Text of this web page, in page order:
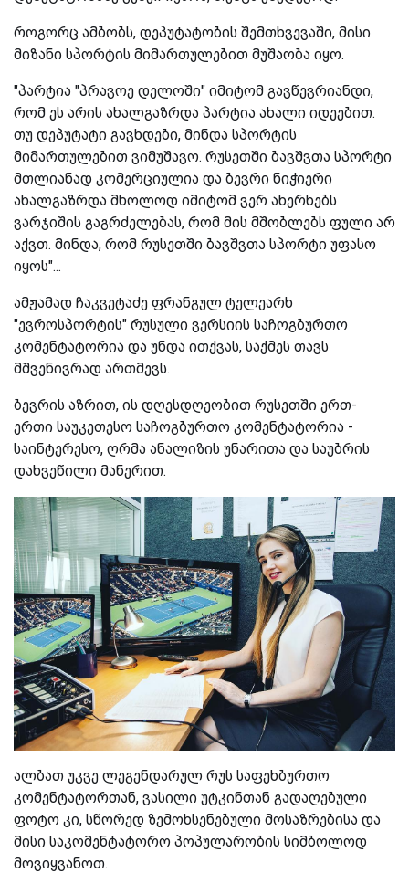
როგორც ამბობს, დეპუტატობის შემთხვევაში, მისი
მიზანი სპორტის მიმართულებით მუშაობა იყო.
"პარტია "პრავოე დელოში" იმიტომ გავწევრიანდი,
რომ ეს არის ახალგაზრდა პარტია ახალი იდეებით.
თუ დეპუტატი გავხდები, მინდა სპორტის
მიმართულებით ვიმუშავო. რუსეთში ბავშვთა სპორტი
მთლიანად კომერციულია და ბევრი ნიჭიერი
ახალგაზრდა მხოლოდ იმიტომ ვერ ახერხებს
ვარჯიშის გაგრძელებას, რომ მის მშობლებს ფული არ
აქვთ. მინდა, რომ რუსეთში ბავშვთა სპორტი უფასო
იყოს"...
ამჟამად ჩაკვეტაძე ფრანგულ ტელეარხ
"ევროსპორტის" რუსული ვერსიის საჩოგბურთო
კომენტატორია და უნდა ითქვას, საქმეს თავს
მშვენივრად ართმევს.
ბევრის აზრით, ის დღესდღეობით რუსეთში ერთ-
ერთი საუკეთესო საჩოგბურთო კომენტატორია -
საინტერესო, ღრმა ანალიზის უნარითა და საუბრის
დახვეწილი მანერით.
ალბათ უკვე ლეგენდარულ რუს საფეხბურთო
კომენტატორთან, ვასილი უტკინთან გადაღებული
ფოტო კი, სწორედ ზემოხსენებული მოსაზრებისა და
მისი საკომენტატორო პოპულარობის სიმბოლოდ
მოვიყვანოთ.